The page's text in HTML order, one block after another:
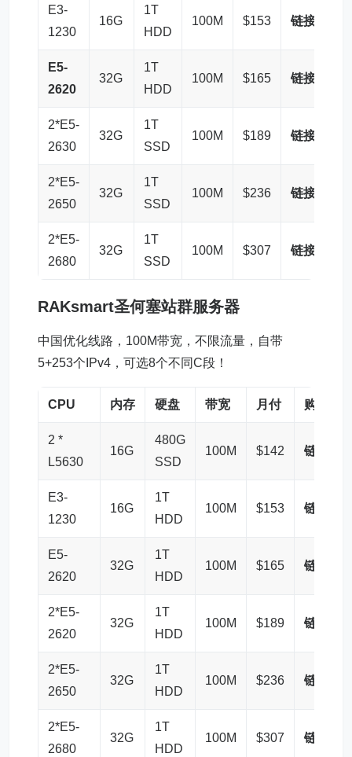
E3-
1230
16G
1T
HDD
100M $153 链接
E5-
2620
32G
1T
HDD
100M $165 链接
2*E5-
2630
32G
1T
SSD
100M $189 链接
2*E5-
2650
32G
1T
SSD
100M $236 链接
2*E5-
2680
32G
1T
SSD
100M $307 链接
RAKsmart圣何塞站群服务器
中国优化线路，100M带宽，不限流量，自带
5+253个IPv4，可选8个不同C段！
CPU 内存 硬盘 带宽 月付 购买
2 *
L5630
16G
480G
SSD
100M $142 链接
E3-
1230
16G
1T
HDD
100M $153 链接
E5-
2620
32G
1T
HDD
100M $165 链接
2*E5-
2620
32G
1T
HDD
100M $189 链接
2*E5-
2650
32G
1T
HDD
100M $236 链接
2*E5-
2680
32G
1T
HDD
100M $307 链接